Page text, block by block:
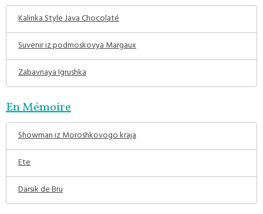
Kalinka Style Java Chocolaté
Suvenir iz podmoskovya Margaux
Zabavnaya Igrushka
En Mémoire
Showman iz Moroshkovogo kraja
Ete
Darsik de Bru